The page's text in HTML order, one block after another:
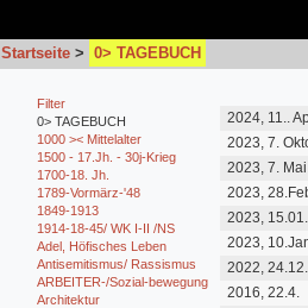
Startseite > 0> TAGEBUCH
Filter
0> TAGEBUCH
1000 >< Mittelalter
1500 - 17.Jh. - 30j-Krieg
1700-18. Jh.
1789-Vormärz-'48
1849-1913
1914-18-45/ WK I-II /NS
Adel, Höfisches Leben
Antisemitismus/ Rassismus
ARBEITER-/Sozial-bewegung
Architektur
2024, 11..
2023, 7.
2023, 7.
2023,
2023, 15.01.
2023,
2022,
2016, 22.4.